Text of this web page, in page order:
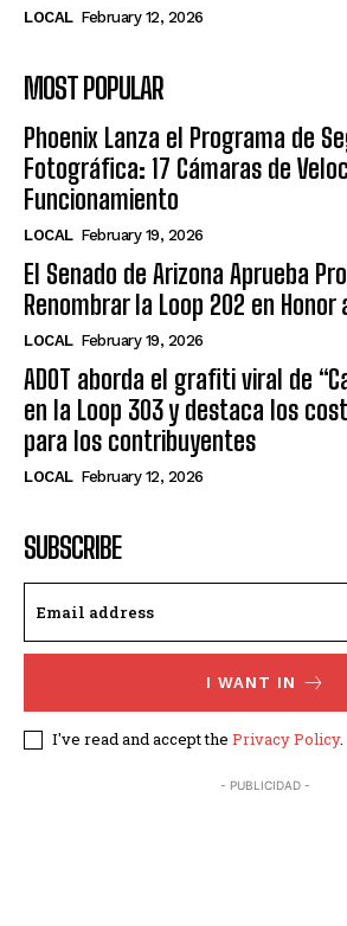
LOCAL February 12, 2026
MOST POPULAR
Phoenix Lanza el Programa de
Fotográfica: 17 Cámaras de
Funcionamiento
LOCAL February 19, 2026
El Senado de Arizona Aprueba
Renombrar la Loop 202 en Honor
LOCAL February 19, 2026
ADOT aborda el grafiti viral de
en la Loop 303 y destaca los
para los contribuyentes
LOCAL February 12, 2026
SUBSCRIBE
I WANT IN
I've read and accept the Privacy Policy.
- PUBLICIDAD -